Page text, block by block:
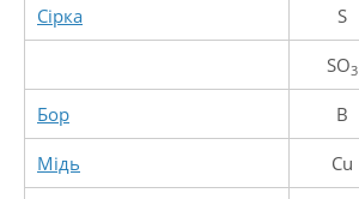
Сірка S
SO3
Бор B
Мідь Cu